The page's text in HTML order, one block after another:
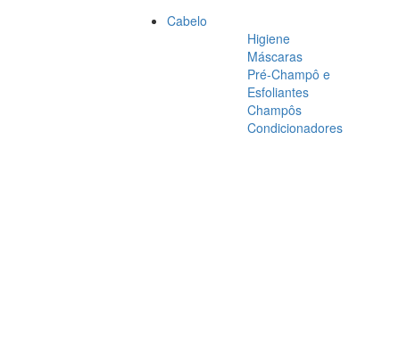
Cabelo
Higiene
Máscaras
Pré-Champô e
Esfoliantes
Champôs
Condicionadores